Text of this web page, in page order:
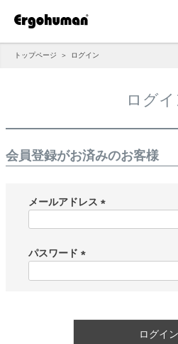
トップページ ログイン
ログイ
会員登録がお済みのお客様
メールアドレス
パスワード
ログイン